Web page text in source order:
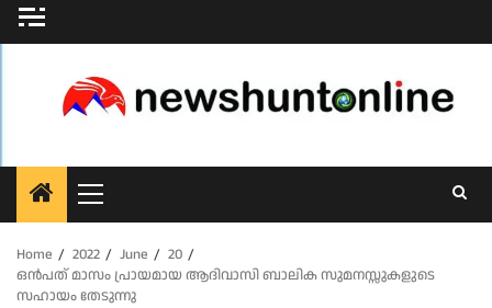
Skip
to
Primary
Menu
Home
2022 June
20
ഒൻപത്‌ മാസം പ്രായമായ ആദിവാസി ബാലിക സുമനസ്സുകളുടെ
സഹായം തേടുന്നു